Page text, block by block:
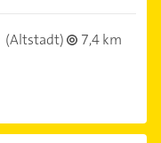
(Altstadt)
7,4 km